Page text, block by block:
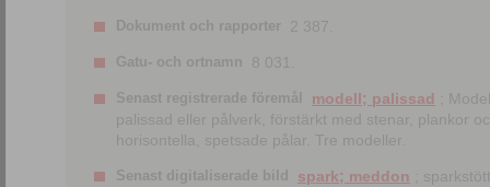
Dokument och rapporter 2 387.
Gatu- och ortnamn 8 031.
Senast registrerade föremål modell; palissad
;
palissad eller pålverk, förstärkt med stenar, plankor
horisontella, spetsade pålar. Tre modeller.
Senast digitaliserade bild spark; meddon ;